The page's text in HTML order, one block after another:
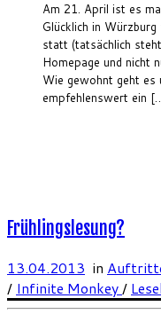
Am 21. April ist es
Glücklich in
statt (tatsächlich
Homepage und nicht
Wie gewohnt geht
empfehlenswert ein
Frühlingslesung?
13.04.2013 in
/ Infinite Monkey /